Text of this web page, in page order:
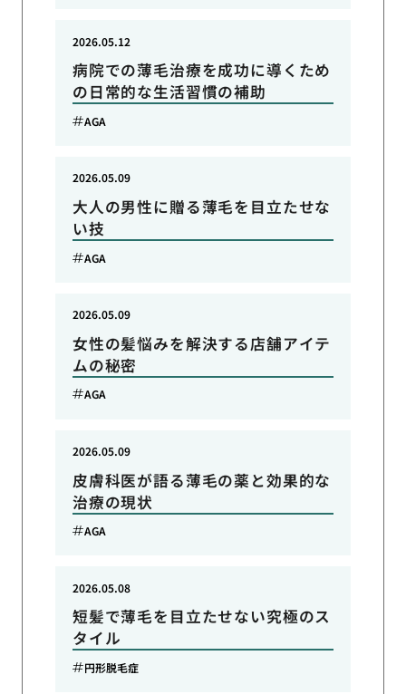
病院での薄毛治療を成功に導くため
の日常的な生活習慣の補助
2026.05.12
AGA
大人の男性に贈る薄毛を目立たせな
い技
2026.05.09
AGA
女性の髪悩みを解決する店舗アイテ
ムの秘密
2026.05.09
AGA
皮膚科医が語る薄毛の薬と効果的な
治療の現状
2026.05.09
AGA
短髪で薄毛を目立たせない究極のス
タイル
2026.05.08
円形脱毛症